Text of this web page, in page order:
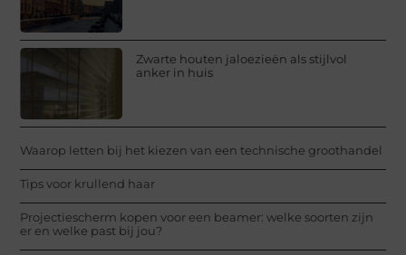
Zwarte houten jaloezieën als stijlvol
anker in huis
Waarop letten bij het kiezen van een technische groothandel
Tips voor krullend haar
Projectiescherm kopen voor een beamer: welke soorten zijn
er en welke past bij jou?